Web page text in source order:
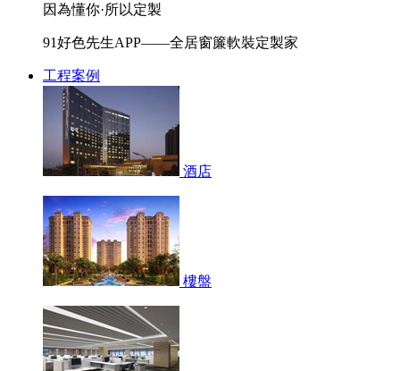
因為懂你·所以定製
91好色先生APP——全居窗簾軟裝定製家
工程案例
酒店
樓盤